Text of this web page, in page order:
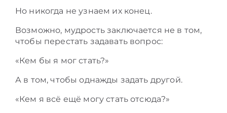
Но никогда не узнаем их конец.
Возможно, мудрость заключается не в том,
чтобы перестать задавать вопрос:
«Кем бы я мог стать?»
А в том, чтобы однажды задать другой.
«Кем я всё ещё могу стать отсюда?»